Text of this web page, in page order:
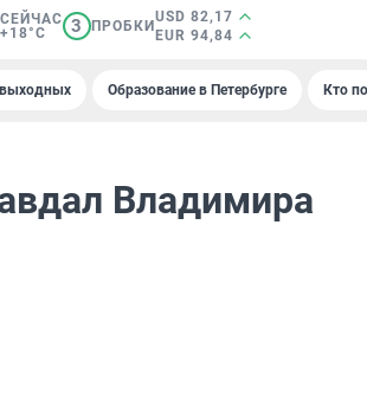
СЕЙЧАС
+18°C
3 ПРОБКИ
USD 82,17
EUR 94,84
выходных Образование в Петербурге Кто
Владимира